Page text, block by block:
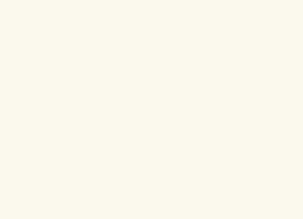
sistema. Es posible
correctamente.
para sus intereses en
su navegador y